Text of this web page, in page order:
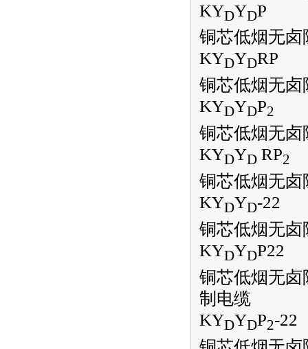
KYDYDP
铜芯低烟无
KYDYDRP
铜芯低烟无
KYDYDP2
铜芯低烟无
KYDYD RP2
铜芯低烟无
KYDYD-22
铜芯低烟无
KYDYDP22
铜芯低烟无
制电缆
KYDYDP2-22